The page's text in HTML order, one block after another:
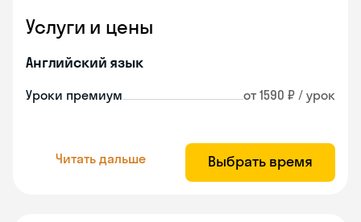
Услуги и цены
Английский язык
Уроки премиум от 1590 ₽ / урок
Читать дальше Выбрать время